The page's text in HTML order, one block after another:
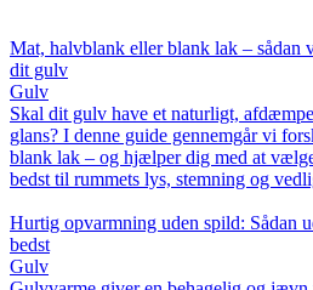
Mat, halvblank eller blank lak – sådan
dit gulv
Gulv
Skal dit gulv have et naturligt,
glans? I denne guide gennemgår vi
blank lak – og hjælper dig med at
bedst til rummets lys, stemning og
Hurtig opvarmning uden spild: Sådan
bedst
Gulv